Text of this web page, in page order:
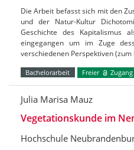
Die Arbeit befasst sich mit den
und der Natur-Kultur
Geschichte des Kapitalismus
eingegangen um im Zuge
verschiedenen Perspektiven
Bachelorarbeit Freier Zugang
Julia Marisa Mauz
Vegetationskunde im
Hochschule